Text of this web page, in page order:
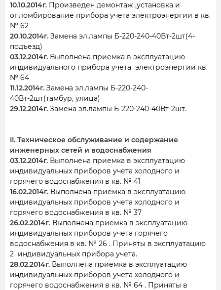
10.10.2014г. Произведен демонтаж ,установка и
опломбирование прибора учета электроэнергии в кв.
№ 62
20.10.2014г. Замена эл.лампы Б-220-240-40Вт-2шт(4-
подъезд)
03.12.2014г. Выполнена приемка в эксплуатацию
индивидуального прибора учета электроэнергии кв.
№ 64
11.12.2014г. Замена эл.лампы Б-220-240-
40Вт-2шт(тамбур, улица)
29.12.2014г. Замена эл.лампы Б-220-240-40Вт-2шт.
II. Техническое обслуживание и содержание
инженерных сетей и водоснабжения
03.12.2014г. Выполнена приемка в эксплуатацию
индивидуальных приборов учета холодного и
горячего водоснабжения в кв. № 41
16.02.2014г. Выполнена приемка в эксплуатацию
индивидуальных приборов учета холодного и
горячего водоснабжения в кв. № 37
26.02.2014г. Выполнена приемка в эксплуатацию
индивидуальных приборов учета горячего
водоснабжения в кв. № 26 . Приняты в эксплуатацию
2 индивидуальных прибора учета.
28.02.2014г. Выполнена приемка в эксплуатацию
индивидуальных приборов учета холодного и
горячего водоснабжения в кв. № 64 . Приняты в